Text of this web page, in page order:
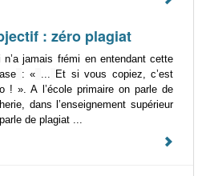
: zéro plagiat
n’a jamais frémi en entendant cette
: « ... Et si vous copiez, c’est
! ». A l’école primaire on parle de
dans l’enseignement supérieur
de plagiat ...